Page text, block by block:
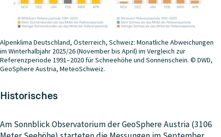
Alpenklima Deutschland, Österreich, Schweiz: Monatliche Abweichungen
im Winterhalbjahr 2025/26 (November bis April) im Vergleich zur
Referenzperiode 1991–2020 für Schneehöhe und Sonnenschein. © DWD,
GeoSphere Austria, MeteoSchweiz.
Historisches
Am Sonnblick Observatorium der GeoSphere Austria (3106